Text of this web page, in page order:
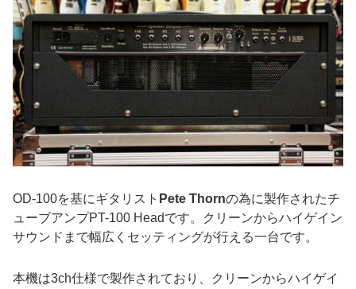
OD-100を基にギタリスト Pete Thornの為に製作されたチ
ューブアンプPT-100 Headです。クリーンからハイゲイン
サウンドまで幅広くセッティングが行える一台です。
本機は3ch仕様で製作されており、クリーンからハイゲイ